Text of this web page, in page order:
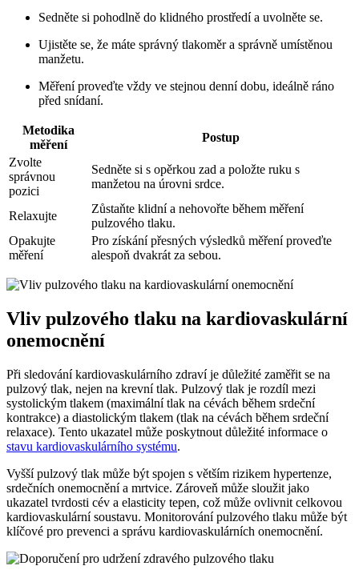
Sedněte si pohodlně do klidného prostředí a uvolněte se.
Ujistěte se, že máte správný tlakoměr a správně umístěnou
manžetu.
Měření proveďte vždy ve stejnou denní dobu, ideálně ráno
před snídaní.
Metodika
měření
Postup
Zvolte
správnou
pozici
Sedněte si s opěrkou zad a položte ruku s
manžetou na úrovni srdce.
Relaxujte
Zůstaňte klidní a nehovořte během měření
pulzového tlaku.
Opakujte
měření
Pro získání přesných výsledků měření proveďte
alespoň dvakrát za sebou.
Vliv pulzového tlaku na kardiovaskulární
onemocnění
Při sledování kardiovaskulárního zdraví je důležité zaměřit se na
pulzový tlak, nejen na krevní tlak. Pulzový tlak je rozdíl mezi
systolickým tlakem (maximální tlak na cévách během srdeční
kontrakce) a diastolickým tlakem (tlak na cévách během srdeční
relaxace). Tento ukazatel může poskytnout důležité informace o
stavu kardiovaskulárního systému.
Vyšší pulzový tlak může být spojen s větším rizikem hypertenze,
srdečních onemocnění a mrtvice. Zároveň může sloužit jako
ukazatel tvrdosti cév a elasticity tepen, což může ovlivnit celkovou
kardiovaskulární soustavu. Monitorování pulzového tlaku může být
klíčové pro prevenci a správu kardiovaskulárních onemocnění.